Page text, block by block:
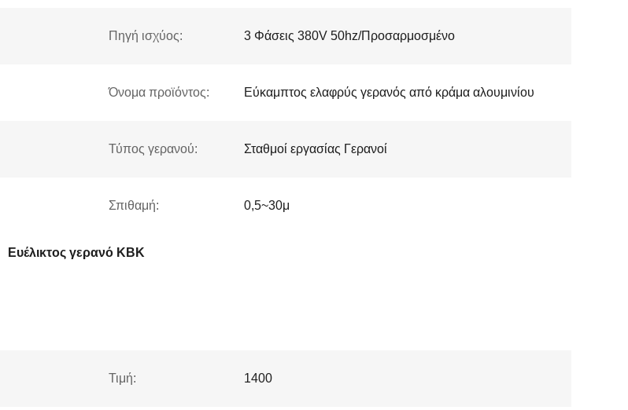
Πηγή ισχύος: 3 Φάσεις 380V 50hz/Προσαρμοσμένο
Όνομα προϊόντος: Εύκαμπτος ελαφρύς γερανός από κράμα αλουμινίου
Τύπος γερανού: Σταθμοί εργασίας Γερανοί
Σπιθαμή: 0,5~30μ
Ευέλικτος γερανό KBK
Τιμή: 1400